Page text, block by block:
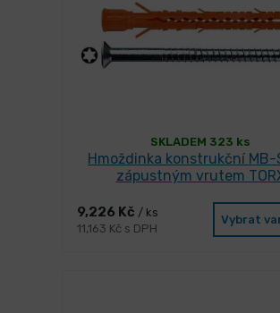
SKLADEM 323 ks
Hmoždinka konstrukční MB-
zápustným vrutem
9,226 Kč / ks
11,163 Kč s DPH
Vybrat